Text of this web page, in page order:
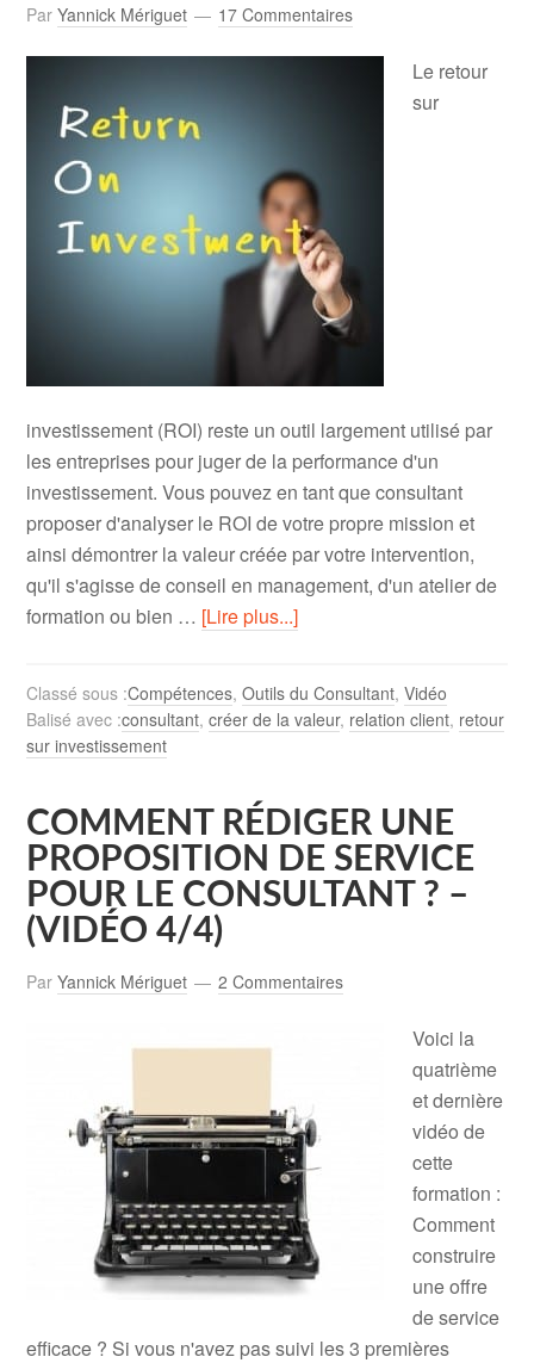
ParYannick Mériguet 17 Commentaires
Le retour
sur
investissement (ROI) reste un outil largement utilisé par
les entreprises pour juger de la performance d'un
investissement. Vous pouvez en tant que consultant
proposer d'analyser le ROI de votre propre mission et
ainsi démontrer la valeur créée par votre intervention,
qu'il s'agisse de conseil en management, d'un atelier de
formation ou bien … [Lire plus...]
Classé sous :Compétences,Outils du Consultant,Vidéo
Balisé avec :consultant,créer de la valeur, relation client, retour
sur investissement
COMMENT RÉDIGER UNE
PROPOSITION DE SERVICE
POUR LE CONSULTANT ? –
(VIDÉO 4/4)
ParYannick Mériguet 2 Commentaires
Voici la
quatrième
et dernière
vidéo de
cette
formation :
Comment
construire
une offre
de service
efficace ? Si vous n'avez pas suivi les 3 premières